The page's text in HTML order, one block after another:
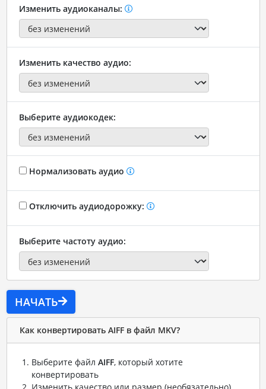
Изменить аудиоканалы:
Изменить качество аудио:
Выберите аудиокодек:
Нормализовать аудио
Отключить аудиодорожку:
Выберите частоту аудио:
НАЧАТЬ
Как конвертировать AIFF в файл MKV?
Выберите файл AIFF, который хотите
конвертировать